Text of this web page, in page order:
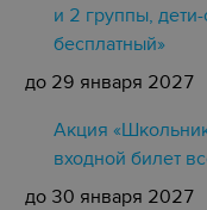
и 2 группы,
бесплатный»
до 29 января 2027
Акция
входной билет
до 30 января 2027